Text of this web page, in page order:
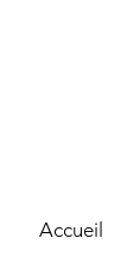
Accueil